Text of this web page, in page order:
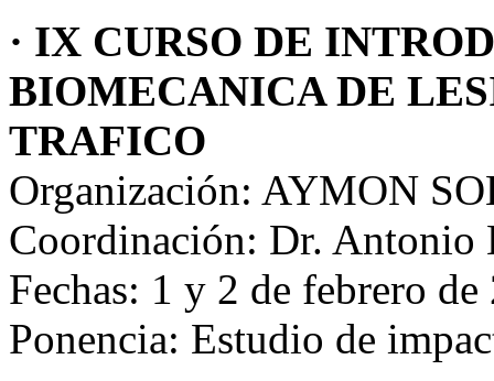
· IX CURSO DE
BIOMECANICA DE
TRAFICO
Organización: AYMON
Coordinación: Dr. Antonio
Fechas: 1 y 2 de febrero
Ponencia: Estudio de